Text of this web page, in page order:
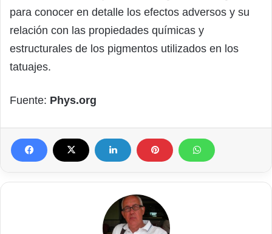
para conocer en detalle los efectos adversos y su
relación con las propiedades químicas y
estructurales de los pigmentos utilizados en los
tatuajes.
Fuente: Phys.org